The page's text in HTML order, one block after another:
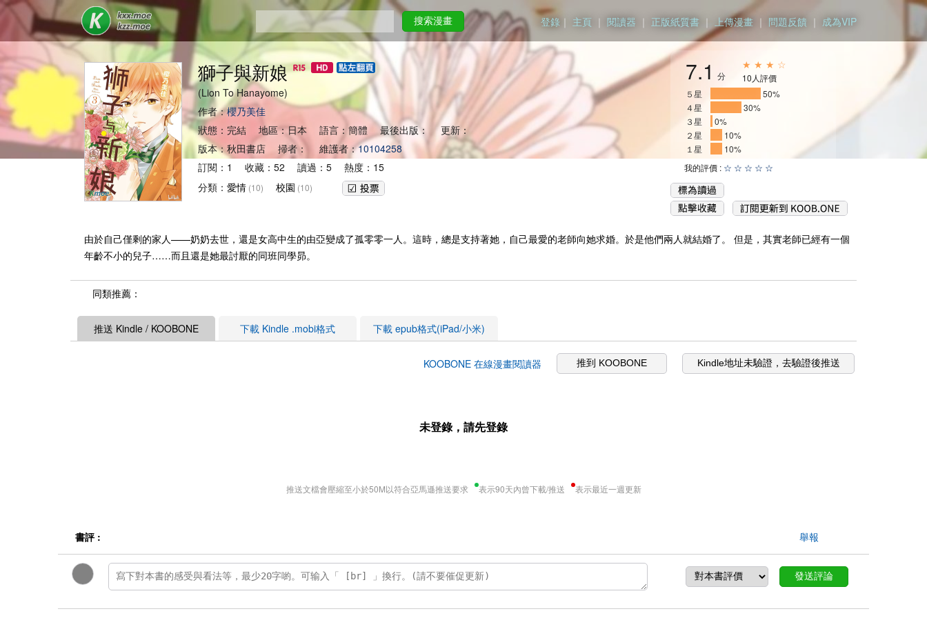
搜索漫畫 登錄 ｜ 主頁 ｜ 閱讀器 ｜ 正版紙質書 ｜ 上傳漫畫 ｜ 問題反饋 ｜ 成為VIP
獅子與新娘
(Lion To Hanayome)
作者：櫻乃美佳
狀態：完結 地區：日本 語言：簡體 最後出版： 更新：
版本：秋田書店 掃者： 維護者：10104258
訂閱：1 收藏：52 讀過：5 熱度：15
分類： 愛情 (10) 校園 (10)
7.1 分
★ ★ ★ ☆
10人評價
５星
50%
４星
30%
３星
0%
２星
10%
１星
10%
我的評價 : ☆ ☆ ☆ ☆ ☆
由於自己僅剩的家人——奶奶去世，還是女高中生的由亞變成了孤零零一人。這時，總是支持著她，自己最愛的老師向她求婚。於是他們兩人就結婚了。 但是，其實老師已經有一個
年齡不小的兒子……而且還是她最討厭的同班同學昴。
同類推薦：
推送 Kindle / KOOBONE 下載 Kindle .mobi格式 下載 epub格式(iPad/小米)
KOOBONE 在線漫畫閱讀器 推到 KOOBONE Kindle地址未驗證，去驗證後推送
未登錄，請先登錄
推送文檔會壓縮至小於50M以符合亞馬遜推送要求 表示90天內曾下載/推送 表示最近一週更新
書評 : 舉報
發送評論